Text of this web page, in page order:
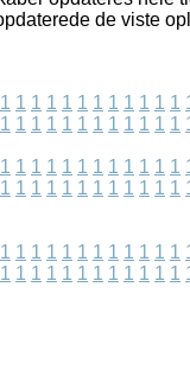
de viste
1 1 1 1 1 1 1 1 1 1 1 1
1 1 1 1 1 1 1 1 1 1 1 1
1 1 1 1 1 1 1 1 1 1 1 1
1 1 1 1 1 1 1 1 1 1 1 1
1 1 1 1 1 1 1 1 1 1 1 1
1 1 1 1 1 1 1 1 1 1 1 1